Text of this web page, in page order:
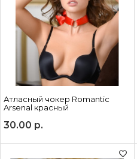
Атласный чокер Romantic
Arsenal красный
30.00 р.